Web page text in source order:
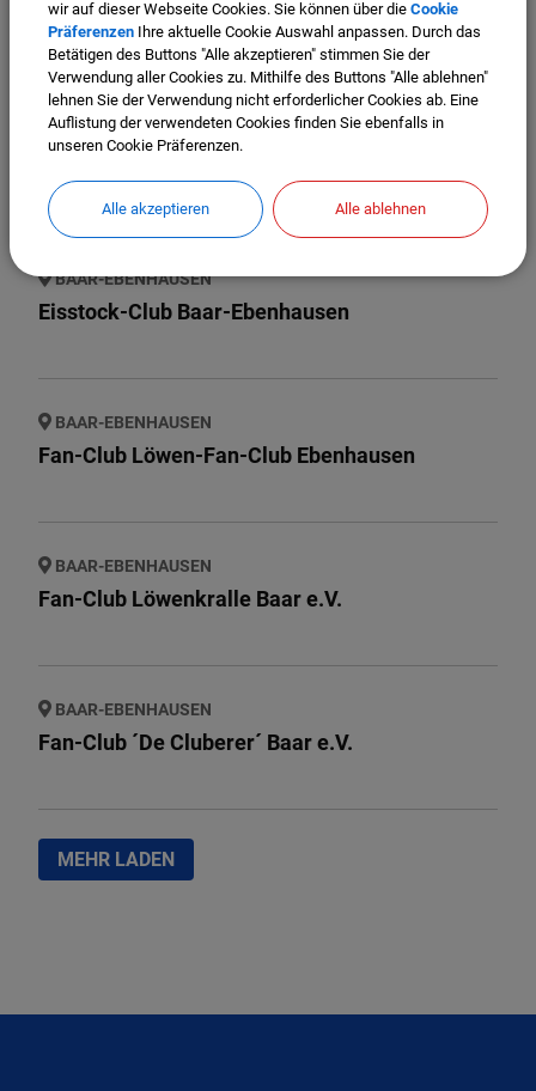
Ebenhausen e.V.
BAAR-EBENHAUSEN
BAAR-EBENHAUSEN
Eisstock-Club Baar-Ebenhausen
BAAR-EBENHAUSEN
Fan-Club Löwen-Fan-Club Ebenhausen
BAAR-EBENHAUSEN
Fan-Club Löwenkralle Baar e.V.
BAAR-EBENHAUSEN
Fan-Club ´De Cluberer´ Baar e.V.
MEHR LADEN
wir auf dieser Webseite Cookies. Sie können über die Cookie
Präferenzen Ihre aktuelle Cookie Auswahl anpassen. Durch das
Betätigen des Buttons "Alle akzeptieren" stimmen Sie der
Verwendung aller Cookies zu. Mithilfe des Buttons "Alle ablehnen"
lehnen Sie der Verwendung nicht erforderlicher Cookies ab. Eine
Auflistung der verwendeten Cookies finden Sie ebenfalls in
unseren Cookie Präferenzen.
Alle akzeptieren Alle ablehnen